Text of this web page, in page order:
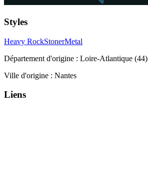
Styles
Heavy RockStonerMetal
Département d'origine : Loire-Atlantique (44)
Ville d'origine : Nantes
Liens